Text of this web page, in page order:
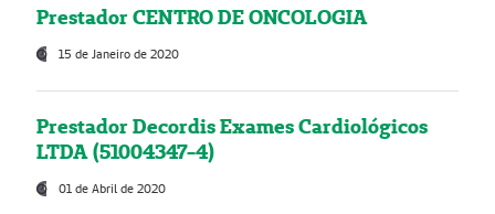
Prestador CENTRO DE ONCOLOGIA
15 de Janeiro de 2020
Prestador Decordis Exames Cardiológicos
LTDA (51004347-4)
01 de Abril de 2020